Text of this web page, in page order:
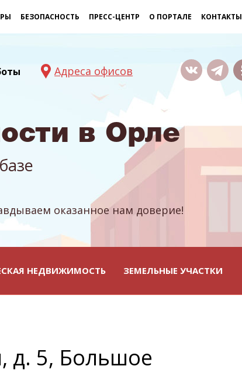
БЕЗОПАСНОСТЬ ПРЕСС-ЦЕНТР О ПОРТАЛЕ КОНТАКТЫ
Адреса офисов
в Орле
оказанное нам доверие!
НЕДВИЖИМОСТЬ ЗЕМЕЛЬНЫЕ УЧАСТКИ
д. 5, Большое